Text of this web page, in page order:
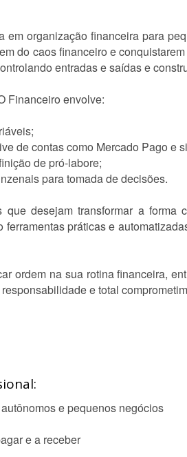
em organização financeira para
do caos financeiro e
entradas e saídas e
Financeiro envolve:
de contas como Mercado Pago e
de pró-labore;
para tomada de decisões.
que desejam transformar a
práticas e
ordem na sua rotina financeira,
e total
e pequenos negócios
e a receber